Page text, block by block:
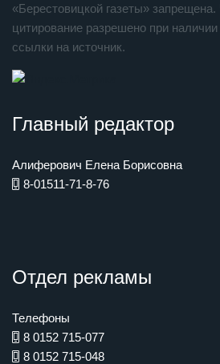
«Берестовицкой газеты» запрещена.
цитирование разрешено при
ссылки на источник.
Главный редактор
Алиферович Елена Борисовна
8-01511-71-8-76
Отдел рекламы
Телефоны
8 0152 715-077
8 0152 715-048